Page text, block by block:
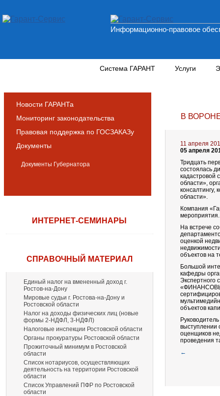
Информационно-правовое
Система ГАРАНТ Услуги
Новости ГАРАНТа
Мониторинг законодательства
Правовая поддержка по ГОСЗАКАЗу
Документы
Документы Губернатора
ИНТЕРНЕТ-СЕМИНАРЫ
СПРАВОЧНЫЙ МАТЕРИАЛ
Единый налог на вмененный доход г.
Ростов-на-Дону
Мировые судьи г. Ростова-на-Дону и
Ростовской области
Налог на доходы физических лиц (новые
формы 2-НДФЛ, 3-НДФЛ)
Налоговые инспекции Ростовской области
Органы прокуратуры Ростовской области
Прожиточный минимум в Ростовской
области
Список нотариусов, осуществляющих
деятельность на территории Ростовской
области
Список Управлений ПФР по Ростовской
области
В
11 апреля
05 апреля
Тридцать
состоялась
кадастровой
области»,
области».
Компания
мероприятия.
На встрече
оценкой
объектов на
Большой
кафедры
Экспертного
объектов
выступлении
оценщиков
проведения
←